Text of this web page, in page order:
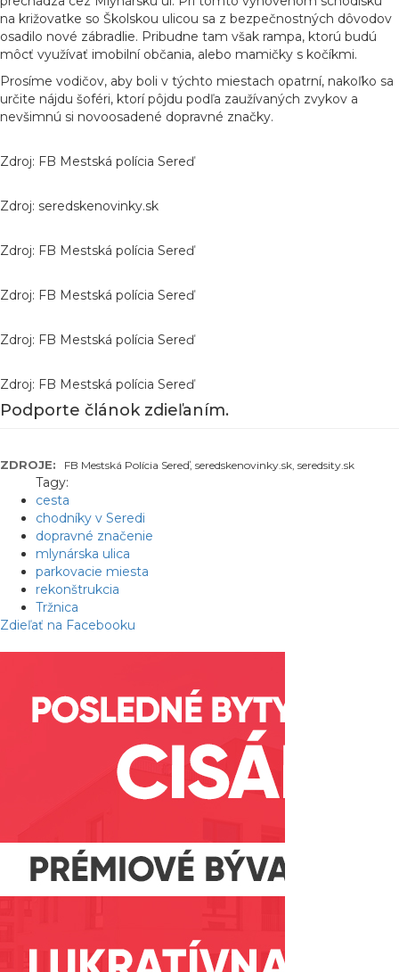
na križovatke so Školskou ulicou sa z bezpečnostných dôvodov
osadilo nové zábradlie. Pribudne tam však rampa, ktorú budú
môcť využívať imobilní občania, alebo mamičky s kočíkmi.
Prosíme vodičov, aby boli v týchto miestach opatrní, nakoľko sa
určite nájdu šoféri, ktorí pôjdu podľa zaužívaných zvykov a
nevšimnú si novoosadené dopravné značky.
Zdroj: FB Mestská polícia Sereď
Zdroj: seredskenovinky.sk
Zdroj: FB Mestská polícia Sereď
Zdroj: FB Mestská polícia Sereď
Zdroj: FB Mestská polícia Sereď
Zdroj: FB Mestská polícia Sereď
Podporte článok zdieľaním.
ZDROJE: FB Mestská Polícia Sereď, seredskenovinky.sk, seredsity.sk
Tagy:
cesta
chodníky v Seredi
dopravné značenie
mlynárska ulica
parkovacie miesta
rekonštrukcia
Tržnica
Zdieľať na Facebooku